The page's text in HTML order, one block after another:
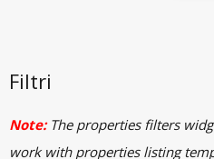
Filtri
Note:The properties filters
work with properties listing